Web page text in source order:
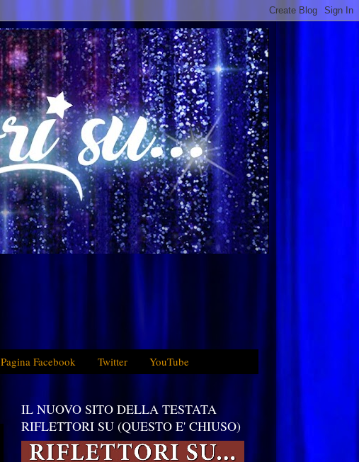
Pagina Facebook Twitter YouTube
IL NUOVO SITO DELLA TESTATA
RIFLETTORI SU (QUESTO E' CHIUSO)